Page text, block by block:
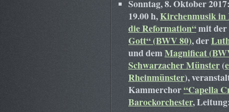
Sonntag, 8. Oktober
19.00 h,Kirchenmusik in
die Reformation“mit der
Gott“ (BWV 80), der
und demMagnificat
Schwarzacher Münster(
Rheinmünster),
Kammerchor“Capella
Barockorchester,